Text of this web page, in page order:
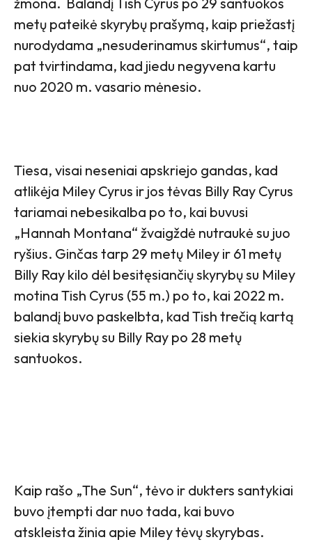
metų pateikė skyrybų prašymą, kaip priežastį
nurodydama „nesuderinamus skirtumus“, taip
pat tvirtindama, kad jiedu negyvena kartu
nuo 2020 m. vasario mėnesio.
Tiesa, visai neseniai apskriejo gandas, kad
atlikėja Miley Cyrus ir jos tėvas Billy Ray Cyrus
tariamai nebesikalba po to, kai buvusi
„Hannah Montana“ žvaigždė nutraukė su juo
ryšius. Ginčas tarp 29 metų Miley ir 61 metų
Billy Ray kilo dėl besitęsiančių skyrybų su Miley
motina Tish Cyrus (55 m.) po to, kai 2022 m.
balandį buvo paskelbta, kad Tish trečią kartą
siekia skyrybų su Billy Ray po 28 metų
santuokos.
Kaip rašo „The Sun“, tėvo ir dukters santykiai
buvo įtempti dar nuo tada, kai buvo
atskleista žinia apie Miley tėvų skyrybas.